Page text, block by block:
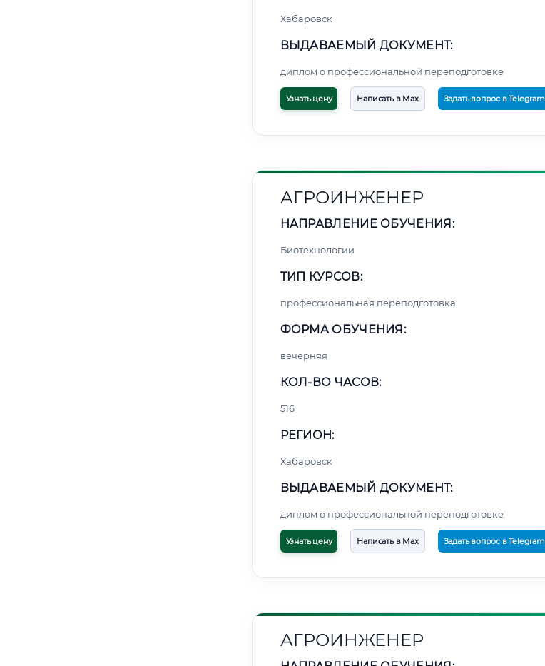
Хабаровск
ВЫДАВАЕМЫЙ ДОКУМЕНТ:
диплом о профессиональной переподготовке
Узнать цену Написать в Max Задать вопрос в Telegram
АГРОИНЖЕНЕР
НАПРАВЛЕНИЕ ОБУЧЕНИЯ:
Биотехнологии
ТИП КУРСОВ:
профессиональная переподготовка
ФОРМА ОБУЧЕНИЯ:
вечерняя
КОЛ-ВО ЧАСОВ:
516
РЕГИОН:
Хабаровск
ВЫДАВАЕМЫЙ ДОКУМЕНТ:
диплом о профессиональной переподготовке
Узнать цену Написать в Max Задать вопрос в Telegram
АГРОИНЖЕНЕР